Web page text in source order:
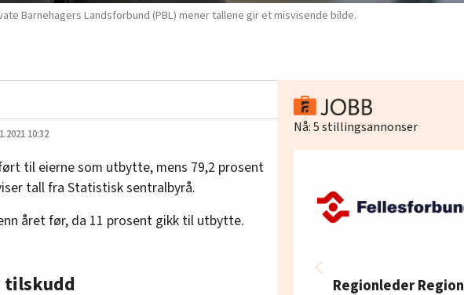
Barnehagers Landsforbund (PBL) mener tallene gir et misvisende bilde.
10:32
til eierne som utbytte, mens 79,2 prosent
tall fra Statistisk sentralbyrå.
året før, da 11 prosent gikk til utbytte.
tilskudd
Nå:5stillingsannonser
Regionleder Region